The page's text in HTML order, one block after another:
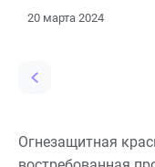
промышленности и
20 марта 2024
Огнезащитная